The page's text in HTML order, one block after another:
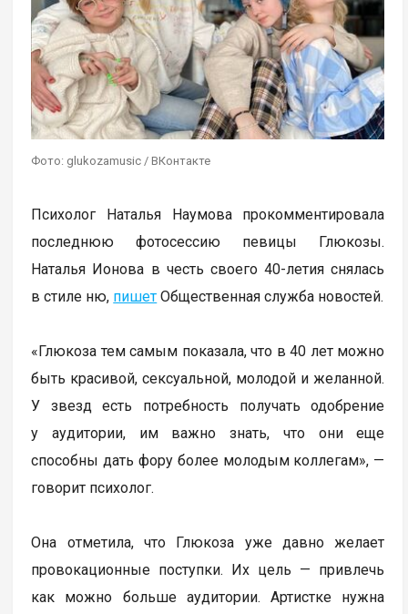
Фото: glukozamusic / ВКонтакте
Психолог Наталья Наумова прокомментировала
последнюю фотосессию певицы Глюкозы.
Наталья Ионова в честь своего 40-летия снялась
в стиле ню, пишет Общественная служба новостей.
«Глюкоза тем самым показала, что в 40 лет можно
быть красивой, сексуальной, молодой и желанной.
У звезд есть потребность получать одобрение
у аудитории, им важно знать, что они еще
способны дать фору более молодым коллегам», —
говорит психолог.
Она отметила, что Глюкоза уже давно желает
провокационные поступки. Их цель — привлечь
как можно больше аудитории. Артистке нужна